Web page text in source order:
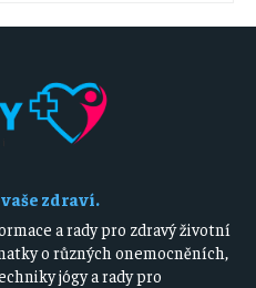
zdraví.
a rady pro zdravý životní
o různých onemocněních,
jógy a rady pro